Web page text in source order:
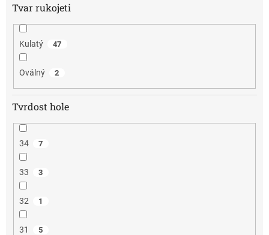
Tvar rukojeti
Kulatý 47
Oválný 2
Tvrdost hole
34 7
33 3
32 1
31 5